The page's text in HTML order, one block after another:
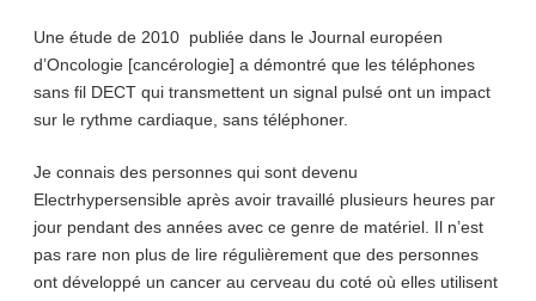
Une étude de 2010 publiée dans le Journal européen
d’Oncologie [cancérologie] a démontré que les téléphones
sans fil DECT qui transmettent un signal pulsé ont un impact
sur le rythme cardiaque, sans téléphoner.
Je connais des personnes qui sont devenu
Electrhypersensible après avoir travaillé plusieurs heures par
jour pendant des années avec ce genre de matériel. Il n’est
pas rare non plus de lire régulièrement que des personnes
ont développé un cancer au cerveau du coté où elles utilisent